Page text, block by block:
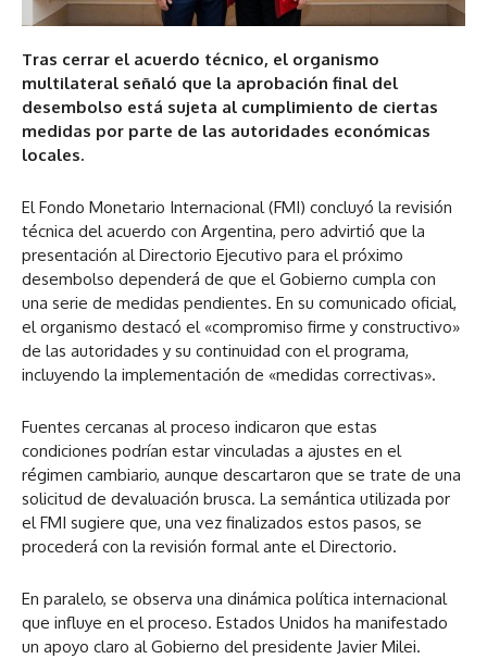
Tras cerrar el acuerdo técnico, el organismo
multilateral señaló que la aprobación final del
desembolso está sujeta al cumplimiento de ciertas
medidas por parte de las autoridades económicas
locales.
El Fondo Monetario Internacional (FMI) concluyó la revisión
técnica del acuerdo con Argentina, pero advirtió que la
presentación al Directorio Ejecutivo para el próximo
desembolso dependerá de que el Gobierno cumpla con
una serie de medidas pendientes. En su comunicado oficial,
el organismo destacó el «compromiso firme y constructivo»
de las autoridades y su continuidad con el programa,
incluyendo la implementación de «medidas correctivas».
Fuentes cercanas al proceso indicaron que estas
condiciones podrían estar vinculadas a ajustes en el
régimen cambiario, aunque descartaron que se trate de una
solicitud de devaluación brusca. La semántica utilizada por
el FMI sugiere que, una vez finalizados estos pasos, se
procederá con la revisión formal ante el Directorio.
En paralelo, se observa una dinámica política internacional
que influye en el proceso. Estados Unidos ha manifestado
un apoyo claro al Gobierno del presidente Javier Milei.